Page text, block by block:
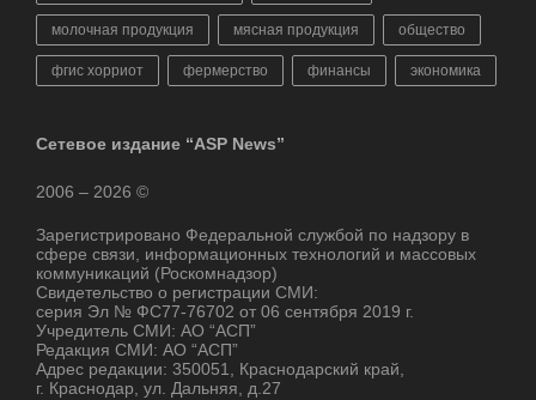
молочная продукция мясная продукция общество
фгис хорриот фермерство финансы экономика
Сетевое издание “ASP News”
2006 – 2026 ©
Зарегистрировано Федеральной службой по надзору в
сфере связи, информационных технологий и массовых
коммуникаций (Роскомнадзор)
Свидетельство о регистрации СМИ:
серия Эл № ФС77-76702 от 06 сентября 2019 г.
Учредитель СМИ: АО “АСП”
Редакция СМИ: АО “АСП”
Адрес редакции: 350051, Краснодарский край,
г. Краснодар, ул. Дальняя, д.27